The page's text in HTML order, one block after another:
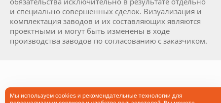
и специально совершенных сделок. Визуализация и
комплектация заводов и их составляющих являются
проектными и могут быть изменены в ходе
производства заводов по согласованию с заказчиком.
Мы используем cookies и рекомендательные технологии для